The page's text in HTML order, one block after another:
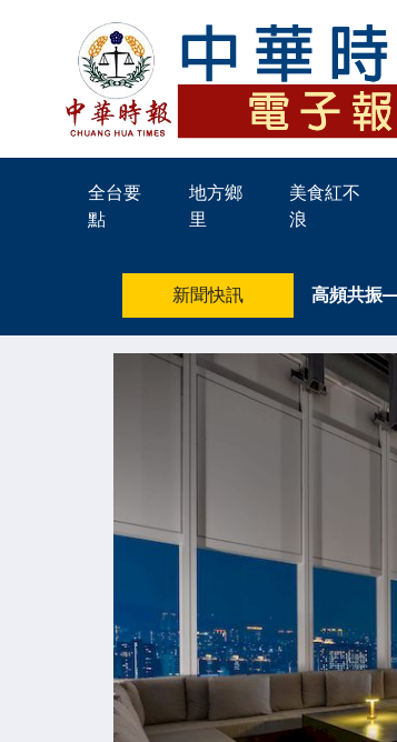
全台要
點
地方鄉
里
美食紅不
浪
新聞快訊 高頻共振